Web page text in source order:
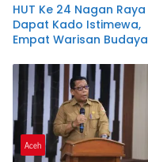
HUT Ke 24 Nagan Raya
Dapat Kado Istimewa,
Empat Warisan Budaya
Aceh